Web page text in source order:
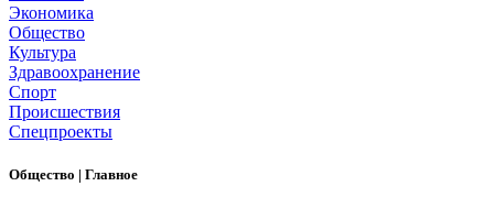
Экономика
Общество
Культура
Здравоохранение
Спорт
Происшествия
Спецпроекты
Общество | Главное